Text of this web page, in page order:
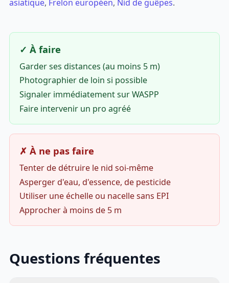
asiatique, Frelon européen, Nid de guêpes.
✓ À faire
Garder ses distances (au moins 5 m)
Photographier de loin si possible
Signaler immédiatement sur WASPP
Faire intervenir un pro agréé
✗ À ne pas faire
Tenter de détruire le nid soi-même
Asperger d'eau, d'essence, de pesticide
Utiliser une échelle ou nacelle sans EPI
Approcher à moins de 5 m
Questions fréquentes